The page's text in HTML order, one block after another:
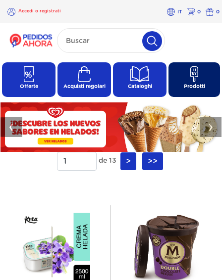
Accedi o registrati IT 0 0
×
Accedi o
Offerte Acquisti regolari Cataloghi Prodotti
❮ ❯
de 13 > >>